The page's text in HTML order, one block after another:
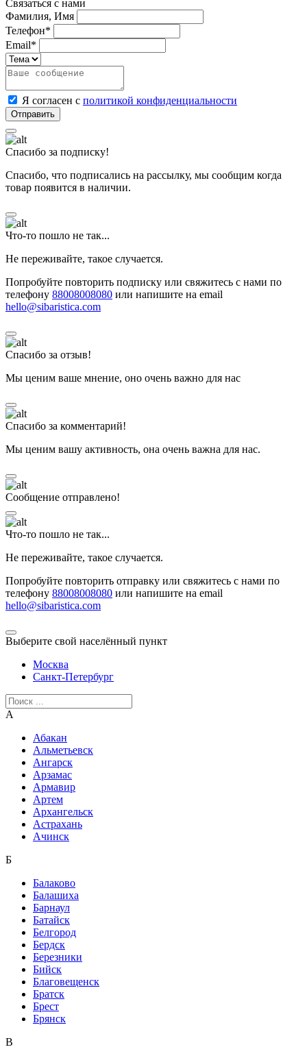
Связаться с нами
Фамилия, Имя
Телефон*
Email*
Я согласен с политикой конфиденциальности
Спасибо за подписку!
Спасибо, что подписались на рассылку, мы сообщим когда
товар появится в наличии.
Что-то пошло не так...
Не переживайте, такое случается.
Попробуйте повторить подписку или свяжитесь с нами по
телефону 88008008080 или напишите на email
hello@sibaristica.com
Спасибо за отзыв!
Мы ценим ваше мнение, оно очень важно для нас
Спасибо за комментарий!
Мы ценим вашу активность, она очень важна для нас.
Сообщение отправлено!
Что-то пошло не так...
Не переживайте, такое случается.
Попробуйте повторить отправку или свяжитесь с нами по
телефону 88008008080 или напишите на email
hello@sibaristica.com
Выберите свой населённый пункт
Москва
Санкт-Петербург
А
Абакан
Альметьевск
Ангарск
Арзамас
Армавир
Артем
Архангельск
Астрахань
Ачинск
Б
Балаково
Балашиха
Барнаул
Батайск
Белгород
Бердск
Березники
Бийск
Благовещенск
Братск
Брест
Брянск
В